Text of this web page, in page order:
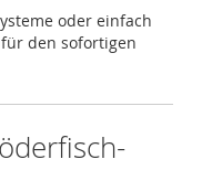
oder einfach
den sofortigen